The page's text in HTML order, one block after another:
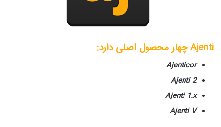
Ajenti چهار محصول اصلی دارد:
Ajenticor
Ajenti 2
Ajenti 1.x
Ajenti V